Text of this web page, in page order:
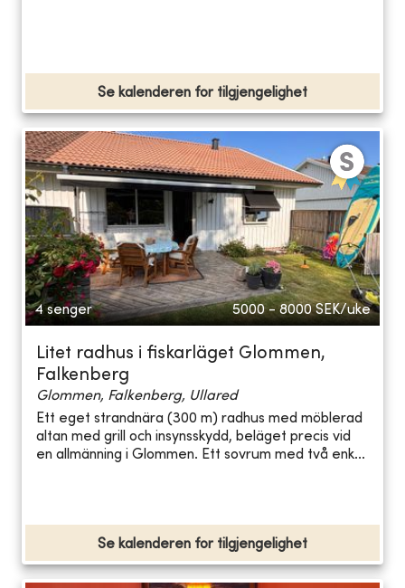
Se kalenderen for tilgjengelighet
4 senger 5000 - 8000 SEK/uke
Litet radhus i fiskarläget Glommen,
Falkenberg
Glommen, Falkenberg, Ullared
Ett eget strandnära (300 m) radhus med möblerad
altan med grill och insynsskydd, beläget precis vid
en allmänning i Glommen. Ett sovrum med två enk...
Se kalenderen for tilgjengelighet